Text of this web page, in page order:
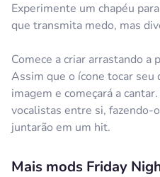
Experimente um chapéu
que transmita medo, mas
Comece a criar arrastando a
Assim que o ícone tocar seu
imagem e começará a
vocalistas entre si, fazendo-
juntarão em um hit.
Mais mods Friday